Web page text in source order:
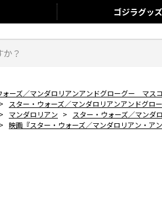
ゴジラグッズ
ォーズ／マンダロリアンアンドグローグー マス
>
スター・ウォーズ／マンダロリアンアンドグ
> マンダロリアン >
スター・ウォーズ／マン
> 映画『スター・ウォーズ／マンダロリアン・ア